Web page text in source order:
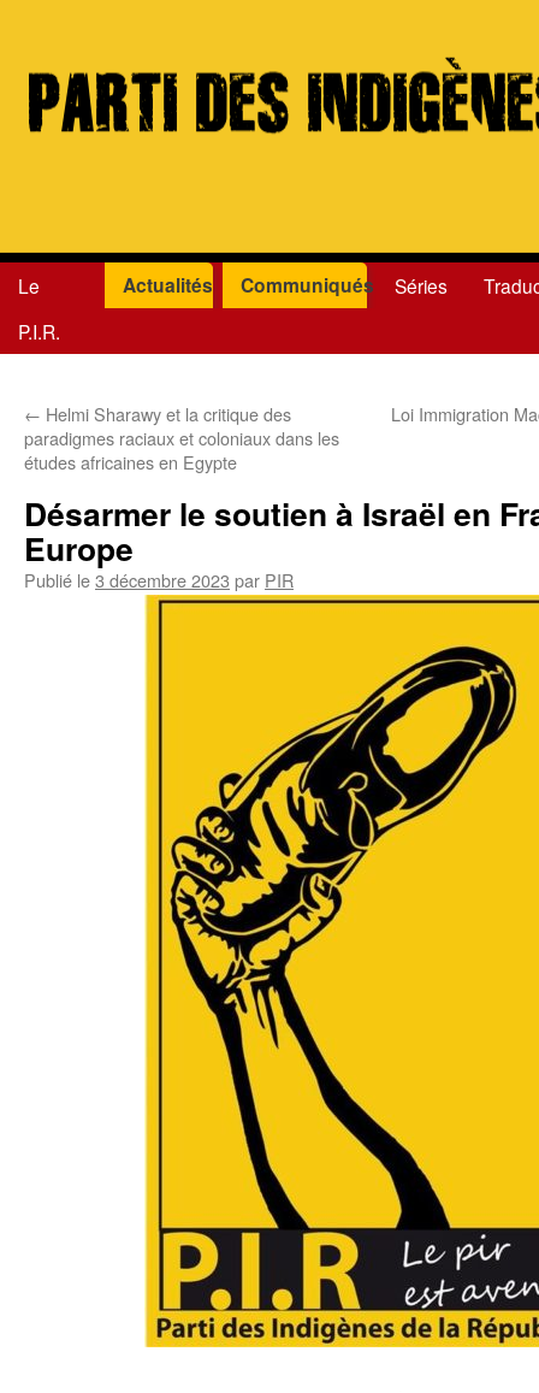
Aller
au
Le
P.I.R.
Actualités Communiqués Séries
← Helmi Sharawy et la critique des
paradigmes raciaux et coloniaux dans les
études africaines en Egypte
Loi Immigration
Désarmer le soutien à Israël en
Europe
Publié le3 décembre 2023 par PIR